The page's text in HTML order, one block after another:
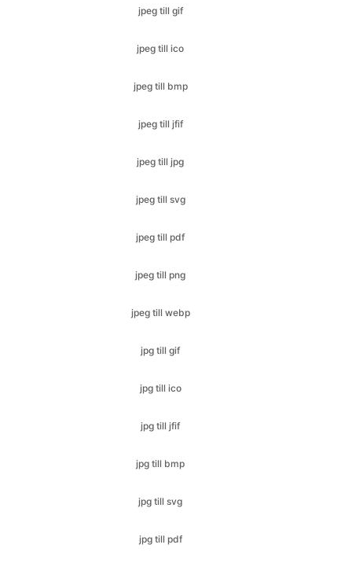
jpeg till bmp
jpeg till jfif
jpeg till jpg
jpeg till svg
jpeg till pdf
jpeg till png
jpeg till webp
jpg till gif
jpg till ico
jpg till jfif
jpg till bmp
jpg till svg
jpg till pdf
jpg till png
nef till bmp